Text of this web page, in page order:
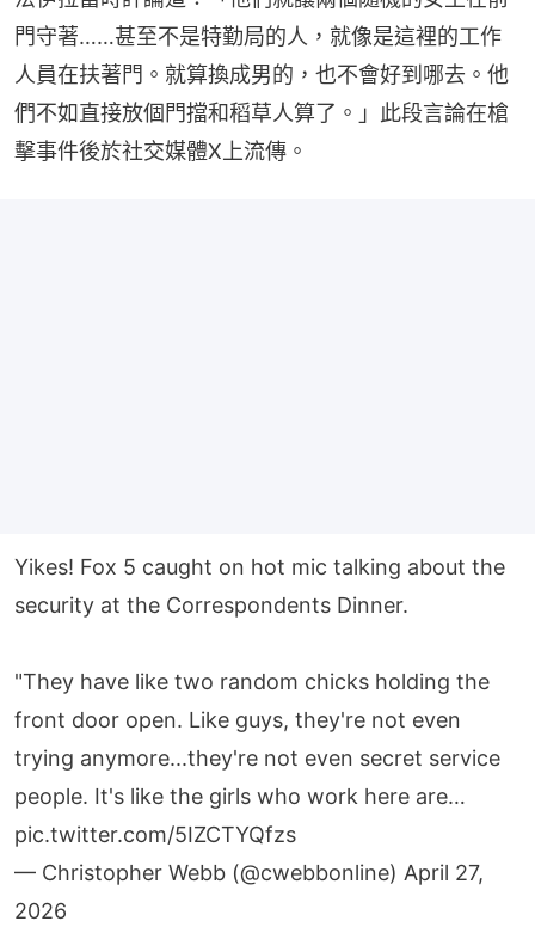
門守著……甚至不是特勤局的人，就像是這裡的工作
人員在扶著門。就算換成男的，也不會好到哪去。他
們不如直接放個門擋和稻草人算了。」此段言論在槍
擊事件後於社交媒體X上流傳。
Yikes! Fox 5 caught on hot mic talking about the
security at the Correspondents Dinner.
"They have like two random chicks holding the
front door open. Like guys, they're not even
trying anymore...they're not even secret service
people. It's like the girls who work here are…
pic.twitter.com/5IZCTYQfzs
— Christopher Webb (@cwebbonline) April 27,
2026